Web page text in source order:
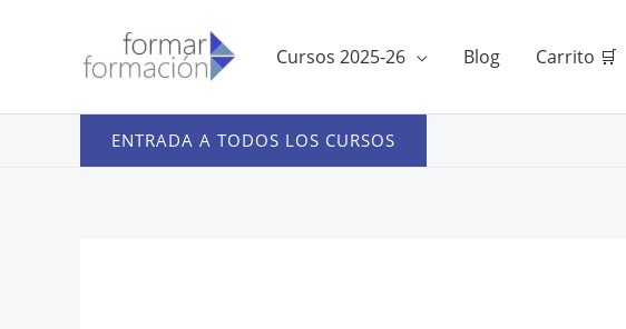
Cursos 2025-26 Blog Carrito 🛒
ENTRADA A TODOS LOS CURSOS